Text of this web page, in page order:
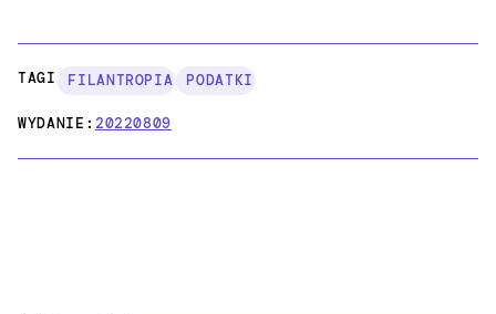
TAGI: FILANTROPIA PODATKI
WYDANIE:20220809